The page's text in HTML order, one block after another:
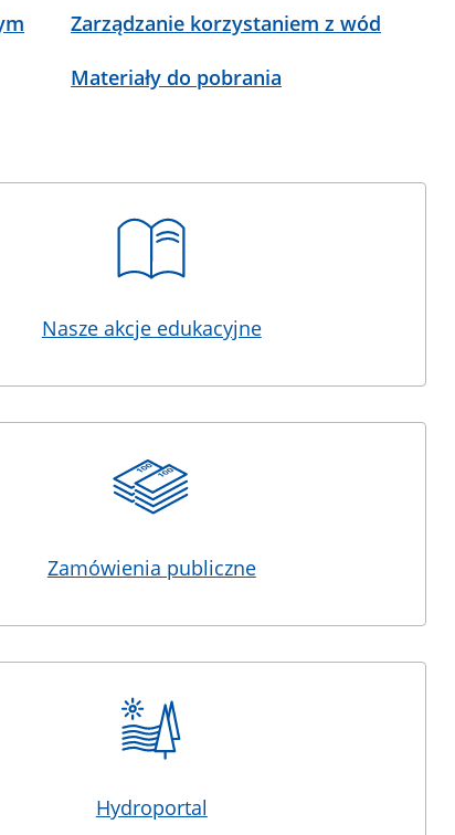
Zarządzanie korzystaniem z wód
Materiały do pobrania
Nasze akcje edukacyjne
Zamówienia publiczne
Hydroportal